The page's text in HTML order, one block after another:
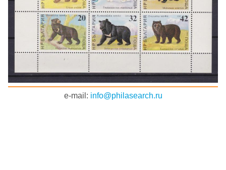
e-mail: info@philasearch.ru